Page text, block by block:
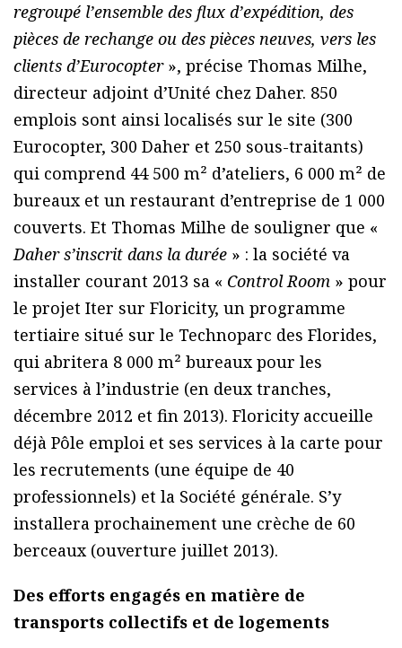
regroupé l’ensemble des flux d’expédition, des
pièces de rechange ou des pièces neuves, vers les
clients d’Eurocopter», précise Thomas Milhe,
directeur adjoint d’Unité chez Daher. 850
emplois sont ainsi localisés sur le site (300
Eurocopter, 300 Daher et 250 sous-traitants)
qui comprend 44 500 m² d’ateliers, 6 000 m² de
bureaux et un restaurant d’entreprise de 1 000
couverts. Et Thomas Milhe de souligner que «
Daher s’inscrit dans la durée » : la société va
installer courant 2013 sa « Control Room » pour
le projet Iter sur Floricity, un programme
tertiaire situé sur le Technoparc des Florides,
qui abritera 8 000 m² bureaux pour les
services à l’industrie (en deux tranches,
décembre 2012 et fin 2013). Floricity accueille
déjà Pôle emploi et ses services à la carte pour
les recrutements (une équipe de 40
professionnels) et la Société générale. S’y
installera prochainement une crèche de 60
berceaux (ouverture juillet 2013).
Des efforts engagés en matière de
transports collectifs et de logements